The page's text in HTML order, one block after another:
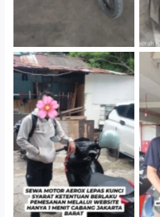
Cabang Jakarta Barat